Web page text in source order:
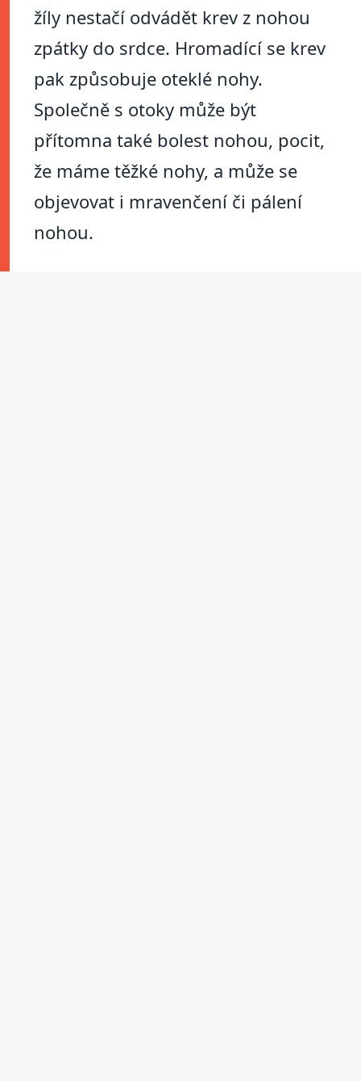
žíly nestačí odvádět krev z nohou
zpátky do srdce. Hromadící se krev
pak způsobuje oteklé nohy.
Společně s otoky může být
přítomna také bolest nohou, pocit,
že máme těžké nohy, a může se
objevovat i mravenčení či pálení
nohou.